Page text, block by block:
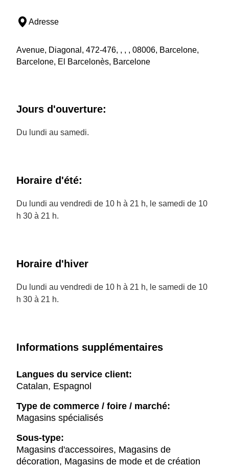
Adresse
Avenue, Diagonal, 472-476, , , , 08006, Barcelone,
Barcelone, El Barcelonès, Barcelone
Jours d'ouverture:
Du lundi au samedi.
Horaire d'été:
Du lundi au vendredi de 10 h à 21 h, le samedi de 10
h 30 à 21 h.
Horaire d'hiver
Du lundi au vendredi de 10 h à 21 h, le samedi de 10
h 30 à 21 h.
Informations supplémentaires
Langues du service client:
Catalan, Espagnol
Type de commerce / foire / marché:
Magasins spécialisés
Sous-type:
Magasins d'accessoires, Magasins de
décoration, Magasins de mode et de création